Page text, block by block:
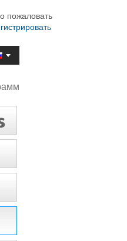
пожаловать